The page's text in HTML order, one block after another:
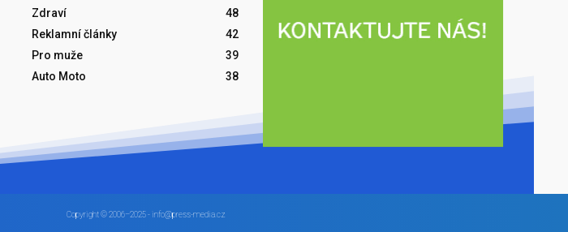
Zdraví
48
Reklamní články
42
Pro muže
39
Auto Moto
38
Copyright © 2006–2025 - info@press-media.cz